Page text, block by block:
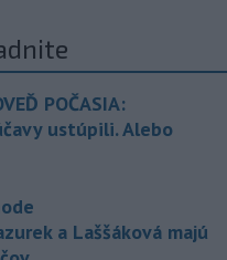
POČASIA:
ustúpili. Alebo
a Laššáková majú